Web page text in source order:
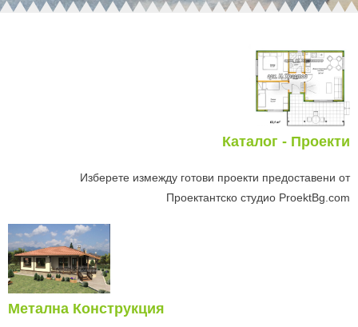
Каталог - Проекти
Изберете измежду готови проекти предоставени от
Проектантско студио ProektBg.com
Метална Конструкция